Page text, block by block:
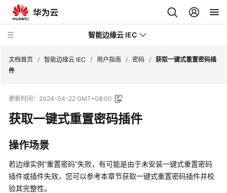
智能边缘云 IEC
新
动
态
产
品
介
绍
文档首页 / 智能边缘云 IEC / 用户指南 / 密码 / 获取一键式重置密码插
件
更新时间： 2024-04-22 GMT+08:00
获取一键式重置密码插件
操作场景
若边缘实例“重置密码”失败，有可能是由于未安装一键式重置密码
插件或插件失效，您可以参考本章节获取一键式重置密码插件并校
验其完整性。